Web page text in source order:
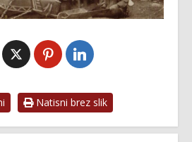
Natisni brez slik